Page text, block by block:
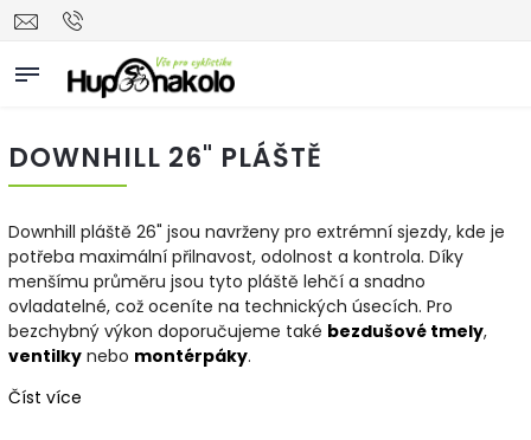
DOWNHILL 26" PLÁŠTĚ
Downhill pláště 26" jsou navrženy pro extrémní sjezdy, kde je
potřeba maximální přilnavost, odolnost a kontrola. Díky
menšímu průměru jsou tyto pláště lehčí a snadno
ovladatelné, což oceníte na technických úsecích. Pro
bezchybný výkon doporučujeme také bezdušové tmely,
ventilky nebo montérpáky.
Číst více